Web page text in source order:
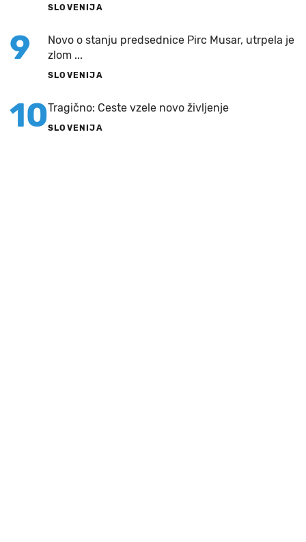
SLOVENIJA
9
Novo o stanju predsednice Pirc Musar, utrpela je
zlom ...
SLOVENIJA
10Tragično: Ceste vzele novo življenje
SLOVENIJA